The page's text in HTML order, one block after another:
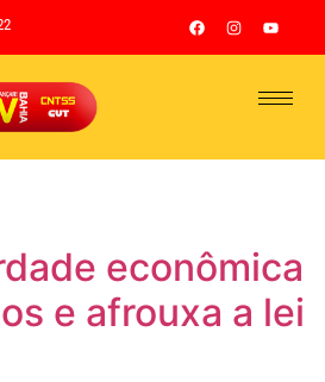
econômica
e afrouxa a lei